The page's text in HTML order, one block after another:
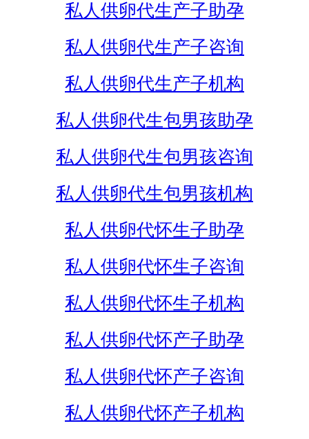
私人供卵代生产子助孕
私人供卵代生产子咨询
私人供卵代生产子机构
私人供卵代生包男孩助孕
私人供卵代生包男孩咨询
私人供卵代生包男孩机构
私人供卵代怀生子助孕
私人供卵代怀生子咨询
私人供卵代怀生子机构
私人供卵代怀产子助孕
私人供卵代怀产子咨询
私人供卵代怀产子机构